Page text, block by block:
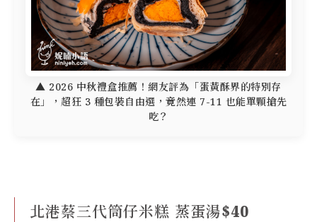
▲ 2026 中秋禮盒推薦！網友評為「蛋黃酥界的特別存
在」，超狂 3 種包裝自由選，竟然連 7-11 也能單顆搶先
吃？
北港蔡三代筒仔米糕 蒸蛋湯$40